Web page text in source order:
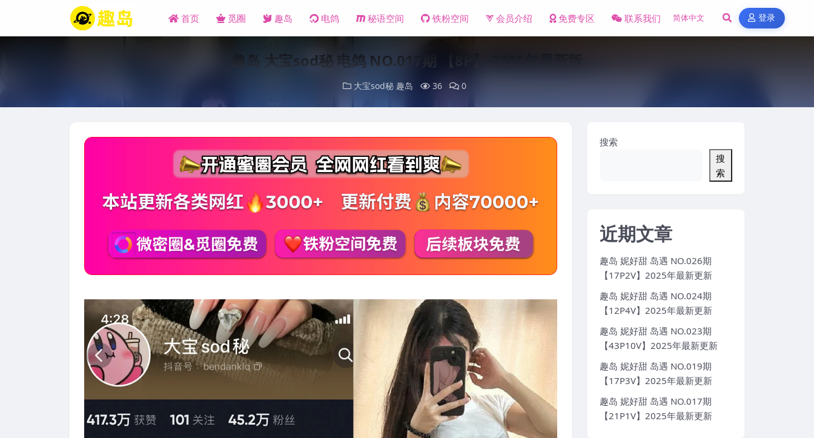
首页 觅圈 趣岛 电鸽 秘语空间 铁粉空间 会员介绍 免费专区 联系我们 登录
趣岛 大宝sod秘 电鸽 NO.017期 【8P】 2025年最新版
大宝sod秘 趣岛 36 0
搜索
搜
索
近期文章
趣岛 妮好甜 岛遇 NO.026期
【17P2V】2025年最新更新
趣岛 妮好甜 岛遇 NO.024期
【12P4V】2025年最新更新
趣岛 妮好甜 岛遇 NO.023期
【43P10V】2025年最新更新
趣岛 妮好甜 岛遇 NO.019期
【17P3V】2025年最新更新
趣岛 妮好甜 岛遇 NO.017期
【21P1V】2025年最新更新